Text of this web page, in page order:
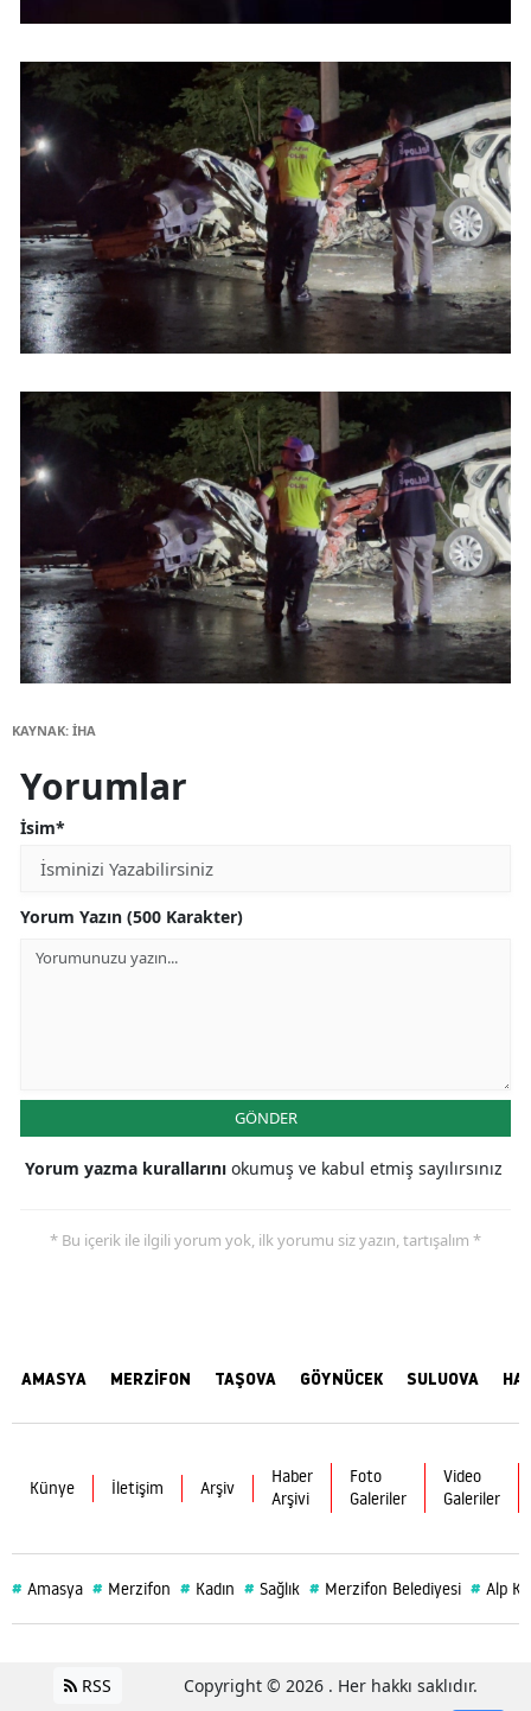
KAYNAK: İHA
Yorumlar
İsim*
Yorum Yazın (500 Karakter)
GÖNDER
Yorum yazma kurallarını okumuş ve kabul etmiş sayılırsınız
* Bu içerik ile ilgili yorum yok, ilk yorumu siz yazın, tartışalım *
AMASYA MERZİFON TAŞOVA GÖYNÜCEK SULUOVA
Künye İletişim Arşiv
Haber
Arşivi
Foto
Galeriler
Video
Galeriler
# Amasya # Merzifon # Kadın # Sağlık # Merzifon Belediyesi # Alp
RSS Copyright © 2026 . Her hakkı saklıdır.